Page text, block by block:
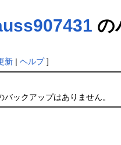
の
新| ヘルプ]
バックアップはありません。